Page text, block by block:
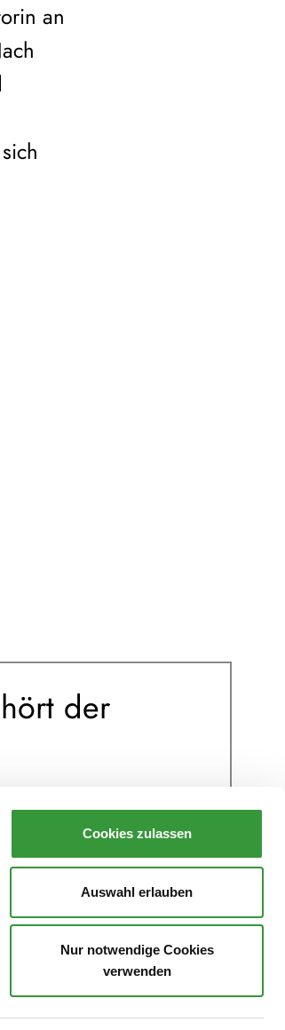
Cookies zulassen
Auswahl erlauben
Nur notwendige Cookies
verwenden
an
der